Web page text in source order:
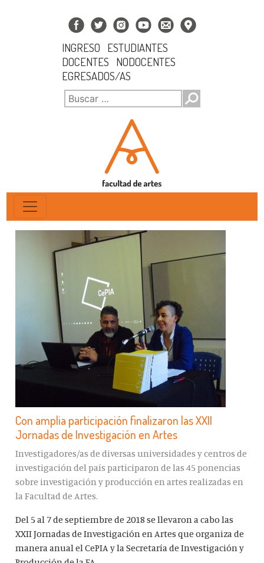
INGRESO
ESTUDIANTES
DOCENTES
NODOCENTES
EGRESADOS/AS
Con amplia participación finalizaron las XXII
Jornadas de Investigación en Artes
Investigadores/as de diversas universidades y centros de
investigación del país participaron de las 45 ponencias
sobre investigación y producción en artes realizadas en
la Facultad de Artes.
Del 5 al 7 de septiembre de 2018 se llevaron a cabo las
XXII Jornadas de Investigación en Artes que organiza de
manera anual el CePIA y la Secretaría de Investigación y